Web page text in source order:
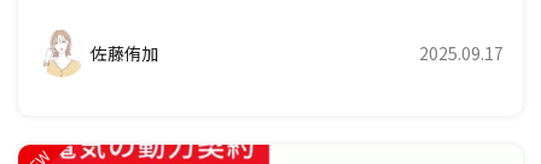
佐藤侑加 2025.09.17